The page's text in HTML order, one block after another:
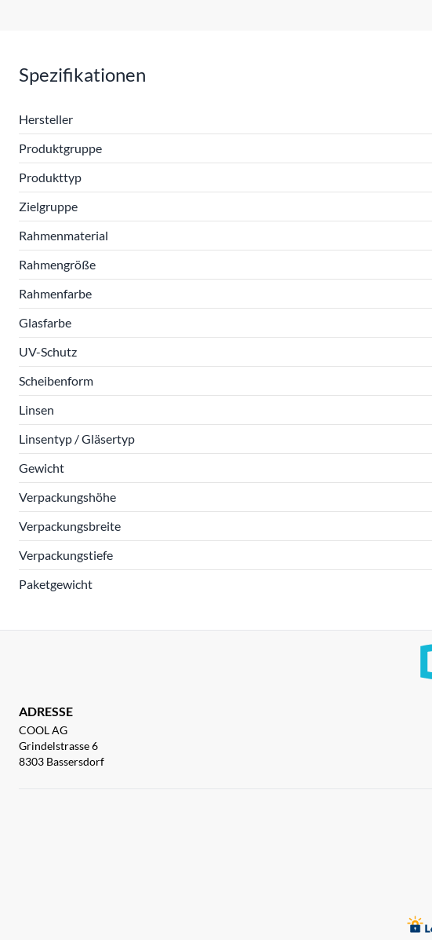
Spezifikationen
Hersteller
Produktgruppe
Produkttyp
Zielgruppe
Rahmenmaterial
Rahmengröße
Rahmenfarbe
Glasfarbe
UV-Schutz
Scheibenform
Linsen
Linsentyp / Gläsertyp
Gewicht
Verpackungshöhe
Verpackungsbreite
Verpackungstiefe
Paketgewicht
ADRESSE
COOL AG
Grindelstrasse 6
8303 Bassersdorf